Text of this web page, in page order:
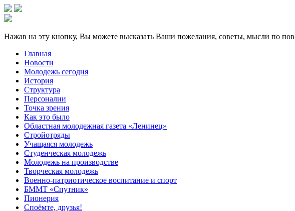
Нажав на эту кнопку, Вы можете высказать Ваши пожелания, советы, мысли по
Главная
Новости
Молодежь сегодня
История
Структура
Персоналии
Точка зрения
Как это было
Областная молодежная газета «Ленинец»
Стройотряды
Учащаяся молодежь
Студенческая молодежь
Молодежь на производстве
Творческая молодежь
Военно-патриотическое воспитание и спорт
БММТ «Спутник»
Пионерия
Споёмте, друзья!